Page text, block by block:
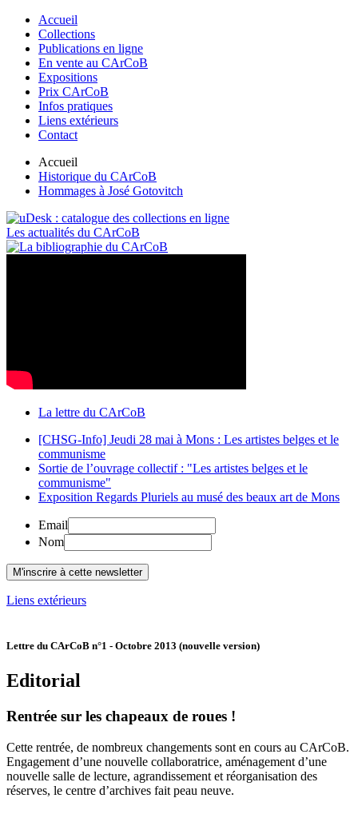
Accueil
Collections
Publications en ligne
En vente au CArCoB
Expositions
Prix CArCoB
Infos pratiques
Liens extérieurs
Contact
Accueil
Historique du CArCoB
Hommages à José Gotovitch
Les actualités du CArCoB
La lettre du CArCoB
[CHSG-Info] Jeudi 28 mai à Mons : Les artistes belges et le
communisme
Sortie de l’ouvrage collectif : "Les artistes belges et le
communisme"
Exposition Regards Pluriels au musé des beaux art de Mons
Email
Nom
Liens extérieurs
Lettre du CArCoB n°1 - Octobre 2013 (nouvelle version)
Editorial
Rentrée sur les chapeaux de roues !
Cette rentrée, de nombreux changements sont en cours au CArCoB.
Engagement d’une nouvelle collaboratrice, aménagement d’une
nouvelle salle de lecture, agrandissement et réorganisation des
réserves, le centre d’archives fait peau neuve.